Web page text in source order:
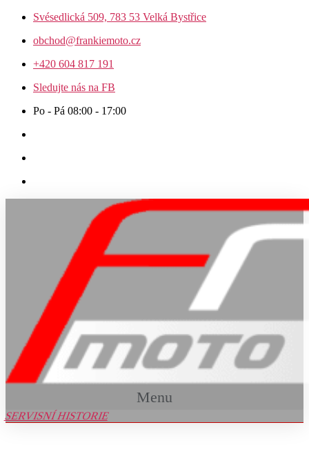
Přejít
obsahu
Svésedlická 509, 783 53 Velká Bystřice
obchod@frankiemoto.cz
+420 604 817 191
Sledujte nás na FB
Po - Pá 08:00 - 17:00
Menu
SERVISNÍ HISTORIE